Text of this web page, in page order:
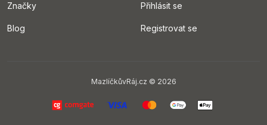
Značky
Blog
Přihlásit se
Registrovat se
MazlíčkůvRáj.cz © 2026